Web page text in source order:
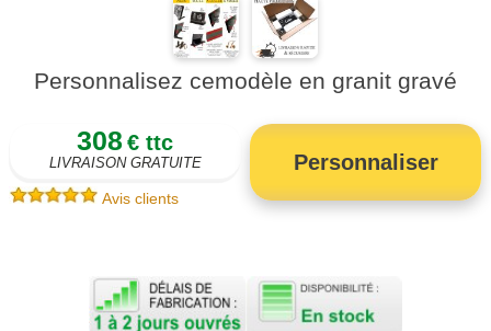
Personnalisez cemodèle en granit gravé
308€ ttc
LIVRAISON GRATUITE Personnaliser
Avis clients